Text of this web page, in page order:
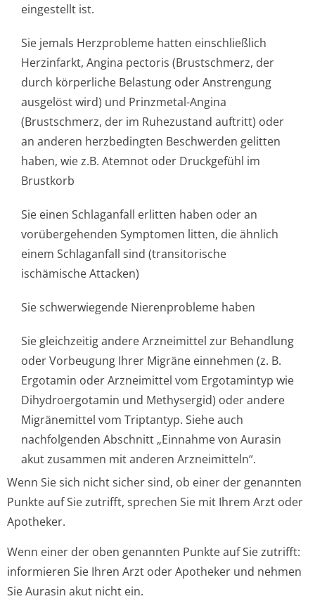
eingestellt ist.
Sie jemals Herzprobleme hatten einschließlich
Herzinfarkt, Angina pectoris (Brustschmerz, der
durch körperliche Belastung oder Anstrengung
ausgelöst wird) und Prinzmetal-Angina
(Brustschmerz, der im Ruhezustand auftritt) oder
an anderen herzbedingten Beschwerden gelitten
haben, wie z.B. Atemnot oder Druckgefühl im
Brustkorb
Sie einen Schlaganfall erlitten haben oder an
vorübergehenden Symptomen litten, die ähnlich
einem Schlaganfall sind (transitorische
ischämische Attacken)
Sie schwerwiegende Nierenprobleme haben
Sie gleichzeitig andere Arzneimittel zur Behandlung
oder Vorbeugung Ihrer Migräne einnehmen (z. B.
Ergotamin oder Arzneimittel vom Ergotamintyp wie
Dihydroergotamin und Methysergid) oder andere
Migränemittel vom Triptantyp. Siehe auch
nachfolgenden Abschnitt „Einnahme von Aurasin
akut zusammen mit anderen Arzneimitteln“.
Wenn Sie sich nicht sicher sind, ob einer der genannten
Punkte auf Sie zutrifft, sprechen Sie mit Ihrem Arzt oder
Apotheker.
Wenn einer der oben genannten Punkte auf Sie zutrifft:
informieren Sie Ihren Arzt oder Apotheker und nehmen
Sie Aurasin akut nicht ein.